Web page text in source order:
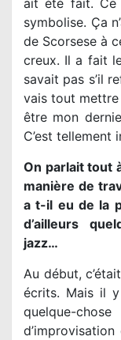
ait été fait. Ce
symbolise. Ça
de Scorsese à
creux. Il a fait
savait pas s’il
vais tout mettre
être mon
C’est tellement
On parlait tout
manière de
a t-il eu de la
d’ailleurs
jazz…
Au début,
écrits. Mais il
quelque-